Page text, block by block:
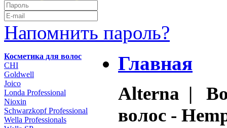
Напомнить пароль?
Косметика для волос
CHI
Goldwell
Joico
Londa Professional
Nioxin
Schwarzkopf Professional
Wella Professionals
Главная
Alterna |
волос -